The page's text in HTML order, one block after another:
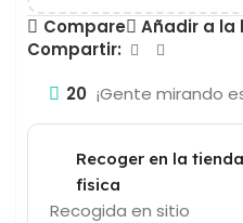
Compare
Añadir a la
Compartir:
20 ¡Gente mirando
Recoger en la tienda
fisica
Recogida en sitio